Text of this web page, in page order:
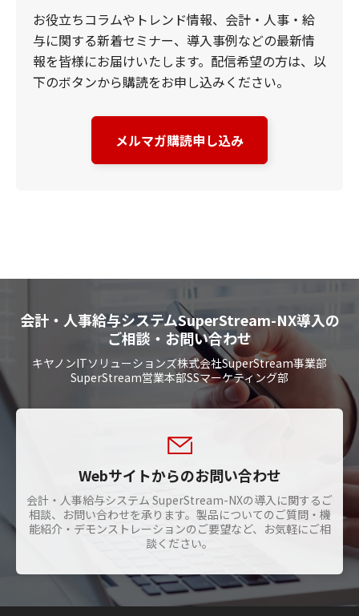
お役立ちコラムやトレンド情報、会計・人事・給
与に関する新着セミナー、導入事例などの最新情
報を皆様にお届けいたします。配信希望の方は、以
下のボタンから購読をお申し込みください。
メルマガ購読申し込み
会計・人事給与システムSuperStream-NX導入の
ご相談・お問い合わせ
キヤノンITソリューションズ株式会社SuperStream事業部
SuperStream営業本部SSマーケティング部
Webサイトからのお問い合わせ
会計・人事給与システム SuperStream-NXの導入に関するご
相談、お問い合わせを承ります。製品についてのご質問・機
能紹介・デモンストレーションのご要望など、お気軽にご相
談ください。